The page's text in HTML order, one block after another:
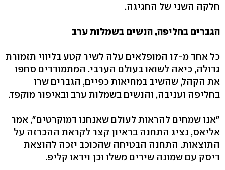
חלקה השני של החגיגה.
הגברים בחליפה, הנשים בשמלות ערב
כל אחד מ-17 המופלאים עלה לשיר קטע בליווי תזמורת
גדולה, כיאה לשואו בעולם הערבי. המתמודדים סחפו
את הקהל, שהשיב במחיאות כפיים, הגברים שרו
בחליפה ועניבה, והנשים בשמלות ערב ובאיפור מוקפד.
"אנו שמחים להראות לעולם שאנחנו דמוקרטים", אמר
אליאס, נציג התחנה בראיון קצר לקראת ההכרזה על
התוצאות. התחנה הבטיחה שהכוכב יזכה להוצאת
דיסק עם שמונה שירים משלו וכן וידאו קליפ.